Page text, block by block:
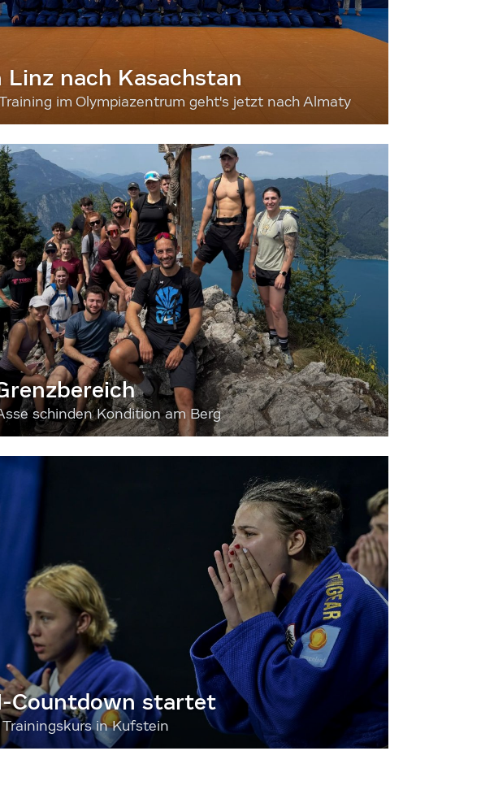
Linz nach Kasachstan
im Olympiazentrum geht's jetzt nach Almaty
schinden Kondition am Berg
Countdown startet
in Kufstein